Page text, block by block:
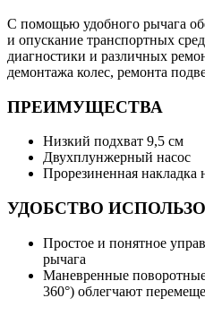
С помощью удобного рычага
и опускание транспортных
диагностики и различных
демонтажа колес, ремонта
ПРЕИМУЩЕСТВА
Низкий подхват 9,5 см
Двухплунжерный насос
Прорезиненная накладка
УДОБСТВО
Простое и понятное
рычага
Маневренные
360°) облегчают